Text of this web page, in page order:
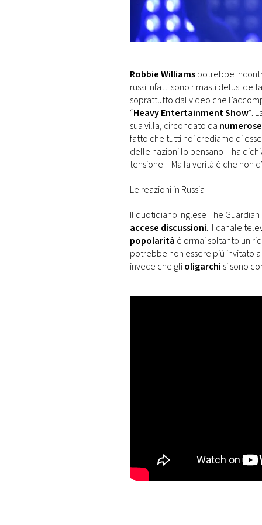
MONACO
RobbieWilliamspotrebbe
russi infatti sono rimasti delusi
soprattutto dal video che
“Heavy Entertainment Show“.
sua villa, circondato da
fatto che tutti noi crediamo di
delle nazioni lo pensano – ha
tensione – Ma la verità è che non
Le reazioni in Russia
Il quotidiano inglese The
accese discussioni. Il canale
popolarità è ormai soltanto un
potrebbe non essere più invitato
invece che glioligarchi si sono